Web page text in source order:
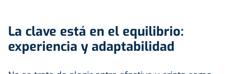
La clave está en el equilibrio:
experiencia y adaptabilidad